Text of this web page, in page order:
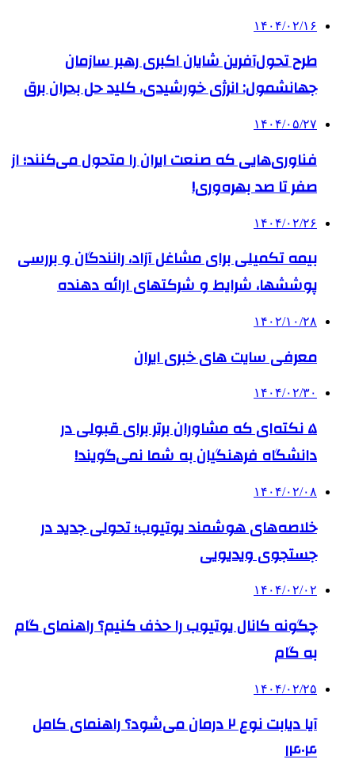
۱۴۰۴/۰۲/۱۶
طرح تحول‌آفرین شایان اکبری رهبر سازمان
جهانشمول: انرژی خورشیدی، کلید حل بحران برق
۱۴۰۴/۰۵/۲۷
فناوری‌هایی که صنعت ایران را متحول می‌کنند؛ از
صفر تا صد بهره‌وری!
۱۴۰۴/۰۲/۲۶
بیمه تکمیلی برای مشاغل آزاد، رانندگان و بررسی
پوششها، شرایط و شرکتهای ارائه دهنده
۱۴۰۲/۱۰/۲۸
معرفی سایت های خبری ایران
۱۴۰۴/۰۲/۳۰
۵ نکته‌ای که مشاوران برتر برای قبولی در
دانشگاه فرهنگیان به شما نمی‌گویند!
۱۴۰۴/۰۲/۰۸
خلاصه‌های هوشمند یوتیوب؛ تحولی جدید در
جستجوی ویدیویی
۱۴۰۴/۰۲/۰۲
چگونه کانال یوتیوب را حذف کنیم؟ راهنمای گام
‌به‌ گام
۱۴۰۴/۰۲/۲۵
آیا دیابت نوع ۲ درمان می‌شود؟ راهنمای کامل
۱۴۰۴